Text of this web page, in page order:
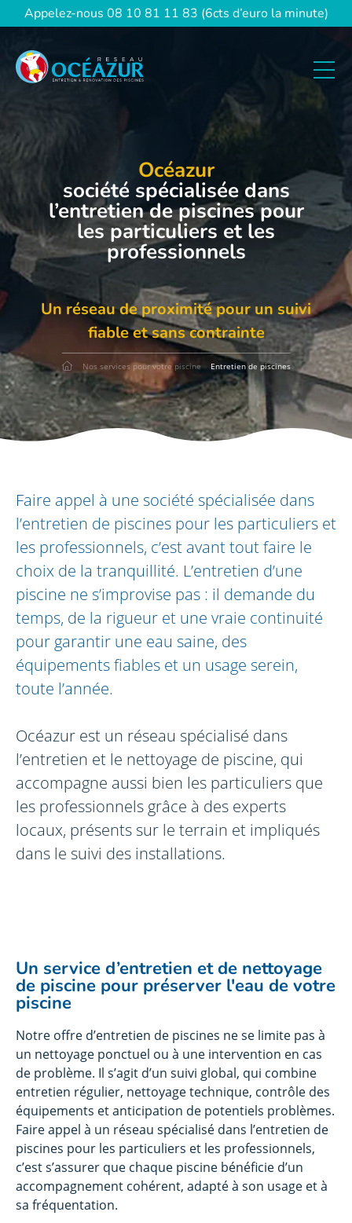
Panneau de gestion des cookies
Appelez-nous 08 10 81 11 83 (6cts d’euro la minute)
Océazur
société spécialisée dans
l’entretien de piscines pour
les particuliers et les
professionnels
Un réseau de proximité pour un suivi
fiable et sans contrainte
Nos services pour votre piscine Entretien de piscines
Faire appel à une société spécialisée dans
l’entretien de piscines pour les particuliers et
les professionnels, c’est avant tout faire le
choix de la tranquillité. L’entretien d’une
piscine ne s’improvise pas : il demande du
temps, de la rigueur et une vraie continuité
pour garantir une eau saine, des
équipements fiables et un usage serein,
toute l’année.
Océazur est un réseau spécialisé dans
l’entretien et le nettoyage de piscine, qui
accompagne aussi bien les particuliers que
les professionnels grâce à des experts
locaux, présents sur le terrain et impliqués
dans le suivi des installations.
Un service d’entretien et de nettoyage
de piscine pour préserver l'eau de votre
piscine
Notre offre d’entretien de piscines ne se limite pas à
un nettoyage ponctuel ou à une intervention en cas
de problème. Il s’agit d’un suivi global, qui combine
entretien régulier, nettoyage technique, contrôle des
équipements et anticipation de potentiels problèmes.
Faire appel à un réseau spécialisé dans l’entretien de
piscines pour les particuliers et les professionnels,
c’est s’assurer que chaque piscine bénéficie d’un
accompagnement cohérent, adapté à son usage et à
sa fréquentation.